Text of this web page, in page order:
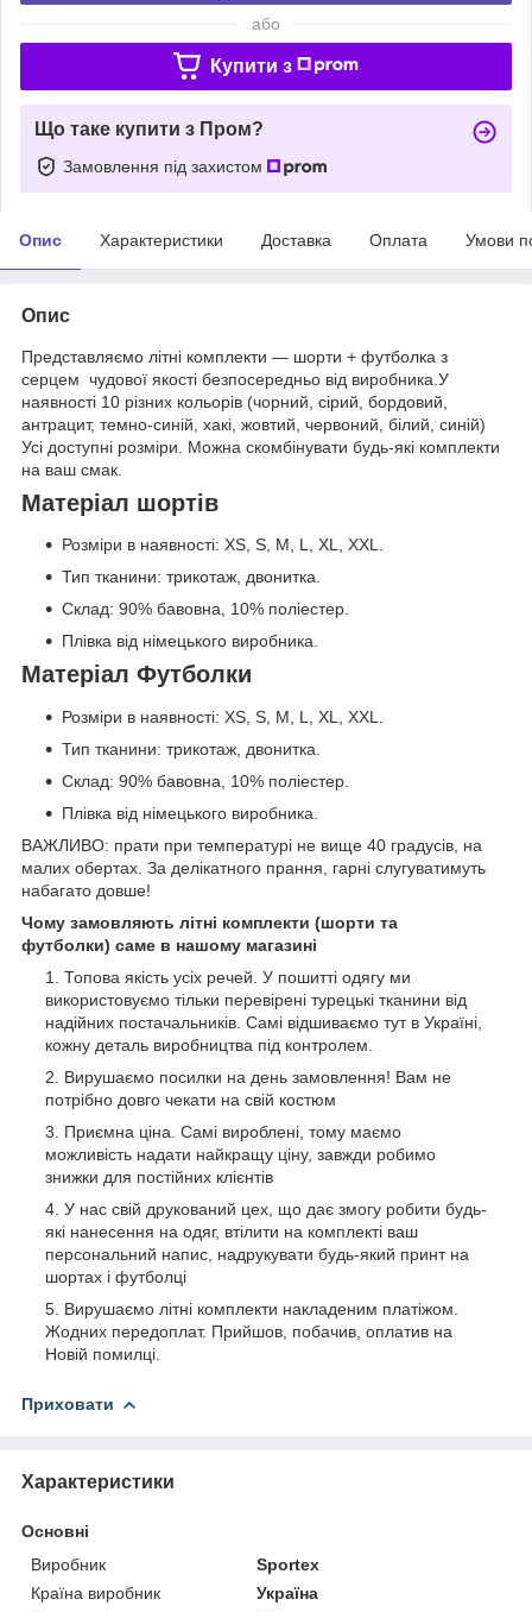
або
Купити з
Що таке купити з Пром?
Замовлення під захистом
Опис Характеристики Доставка Оплата Умови
Опис
Представляємо літні комплекти — шорти + футболка з
серцем чудової якості безпосередньо від виробника.У
наявності 10 різних кольорів (чорний, сірий, бордовий,
антрацит, темно-синій, хакі, жовтий, червоний, білий, синій)
Усі доступні розміри. Можна скомбінувати будь-які комплекти
на ваш смак.
Матеріал шортів
Розміри в наявності: XS, S, M, L, XL, XXL.
Тип тканини: трикотаж, двонитка.
Склад: 90% бавовна, 10% поліестер.
Плівка від німецького виробника.
Матеріал Футболки
Розміри в наявності: XS, S, M, L, XL, XXL.
Тип тканини: трикотаж, двонитка.
Склад: 90% бавовна, 10% поліестер.
Плівка від німецького виробника.
ВАЖЛИВО: прати при температурі не вище 40 градусів, на
малих обертах. За делікатного прання, гарні слугуватимуть
набагато довше!
Чому замовляють літні комплекти (шорти та
футболки) саме в нашому магазині
Топова якість усіх речей. У пошитті одягу ми
використовуємо тільки перевірені турецькі тканини від
надійних постачальників. Самі відшиваємо тут в Україні,
кожну деталь виробництва під контролем.
Вирушаємо посилки на день замовлення! Вам не
потрібно довго чекати на свій костюм
Приємна ціна. Самі вироблені, тому маємо
можливість надати найкращу ціну, завжди робимо
знижки для постійних клієнтів
У нас свій друкований цех, що дає змогу робити будь-
які нанесення на одяг, втілити на комплекті ваш
персональний напис, надрукувати будь-який принт на
шортах і футболці
Вирушаємо літні комплекти накладеним платіжом.
Жодних передоплат. Прийшов, побачив, оплатив на
Новій помилці.
Приховати
Характеристики
Основні
Виробник
Sportex
Країна виробник
Україна